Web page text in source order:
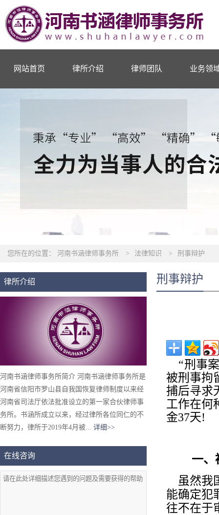
网站首页 律所介绍 律师团队 业务领
您所在的位置： 河南书涵律师事务所 > 法律知识 > 刑事辩护
律所介绍
河南书涵律师事务所简介 河南书涵律师事务所是
河南省信阳市罗山县自我国恢复律师制度以来经
河南省司法厅依法批准设立的第一家合伙律师事
务所。书涵所成立以来，经过律所各位同仁的不
断努力，律所于2019年4月被... 详细>>
在线咨询
刑事辩护
“刑事案
被刑事拘
捕后寻求
工作在何
金37天!
一、
虽然我
能确定犯
往不在于